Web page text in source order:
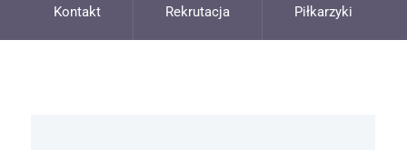
Kontakt Rekrutacja Piłkarzyki